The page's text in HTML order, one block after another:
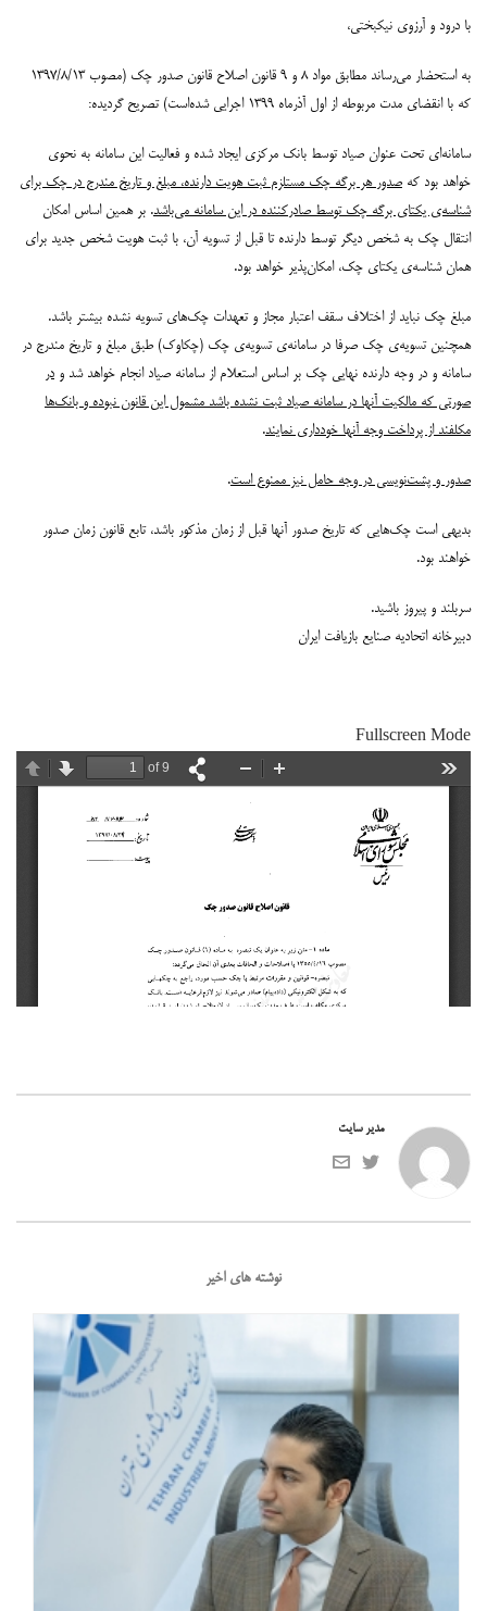
با درود و آرزوی نیکبختی،
به استحضار می‌رساند مطابق مواد ۸ و ۹ قانون اصلاح قانون صدور چک (مصوب ۱۳۹۷/۸/۱۳
که با انقضای مدت مربوطه از اول آذرماه ۱۳۹۹ اجرایی شده‌است) تصریح گردیده:
سامانه‌ای تحت عنوان صیاد توسط بانک مرکزی ایجاد شده و فعالیت این سامانه به نحوی
خواهد بود که صدور هر برگه چک مستلزم ثبت هویت دارنده، مبلغ و تاریخ مندرج در چک برای
شناسه‌ی یکتای برگه چک توسط صادرکننده در این سامانه می‌باشد. بر همین اساس امکان
انتقال چک به شخص دیگر توسط دارنده تا قبل از تسویه آن، با ثبت هویت شخص جدید برای
همان شناسه‌ی یکتای چک، امکان‌پذیر خواهد بود.
مبلغ چک نباید از اختلاف سقف اعتبار مجاز و تعهدات چک‌های تسویه نشده بیشتر باشد.
همچنین تسویه‌ی چک صرفا در سامانه‌ی تسویه‌ی چک (چکاوک) طبق مبلغ و تاریخ مندرج در
سامانه و در وجه دارنده نهایی چک بر اساس استعلام از سامانه صیاد انجام خواهد شد و در
صورتی که مالکیت آنها در سامانه صیاد ثبت نشده باشد مشمول این قانون نبوده و بانک‌ها
مکلفند از پرداخت وجه آنها خودداری نمایند.
صدور و پشت‌نویسی در وجه حامل نیز ممنوع است.
بدیهی است چک‌هایی که تاریخ صدور آنها قبل از زمان مذکور باشد، تابع قانون زمان صدور
خواهند بود.
سربلند و پیروز باشید.
دبیرخانه اتحادیه صنایع بازیافت ایران
Fullscreen Mode
مدیر سایت
نوشته های اخیر